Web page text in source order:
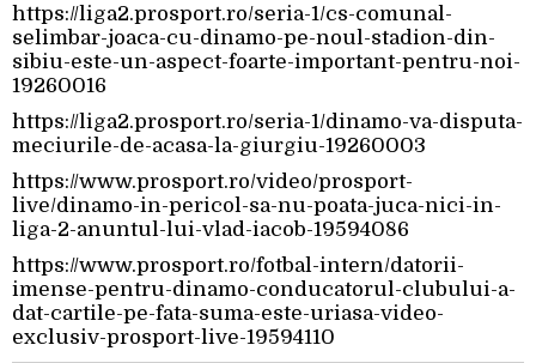
https://liga2.prosport.ro/seria-1/cs-comunal-
selimbar-joaca-cu-dinamo-pe-noul-stadion-din-
sibiu-este-un-aspect-foarte-important-pentru-noi-
19260016
https://liga2.prosport.ro/seria-1/dinamo-va-disputa-
meciurile-de-acasa-la-giurgiu-19260003
https://www.prosport.ro/video/prosport-
live/dinamo-in-pericol-sa-nu-poata-juca-nici-in-
liga-2-anuntul-lui-vlad-iacob-19594086
https://www.prosport.ro/fotbal-intern/datorii-
imense-pentru-dinamo-conducatorul-clubului-a-
dat-cartile-pe-fata-suma-este-uriasa-video-
exclusiv-prosport-live-19594110